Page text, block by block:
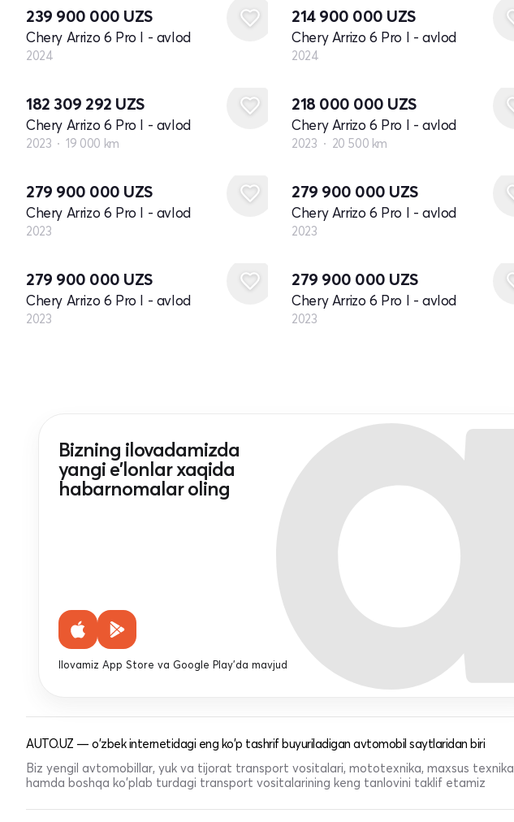
239 900 000 UZS
Chery Arrizo 6 Pro I - avlod
2024
214 900 000 UZS
Chery Arrizo 6 Pro I - avlod
2024
182 309 292 UZS
Chery Arrizo 6 Pro I - avlod
2023 19 000 km
218 000 000 UZS
Chery Arrizo 6 Pro I - avlod
2023 20 500 km
279 900 000 UZS
Chery Arrizo 6 Pro I - avlod
2023
279 900 000 UZS
Chery Arrizo 6 Pro I - avlod
2023
279 900 000 UZS
Chery Arrizo 6 Pro I - avlod
2023
279 900 000 UZS
Chery Arrizo 6 Pro I - avlod
2023
Bizning ilovadamizda
yangi e'lonlar xaqida
habarnomalar oling
Ilovamiz App Store va Google Play'da mavjud
AUTO.UZ — o'zbek internetidagi eng ko'p tashrif buyuriladigan avtomobil saytlaridan biri
Biz yengil avtomobillar, yuk va tijorat transport vositalari, mototexnika, maxsus texnika
hamda boshqa ko'plab turdagi transport vositalarining keng tanlovini taklif etamiz